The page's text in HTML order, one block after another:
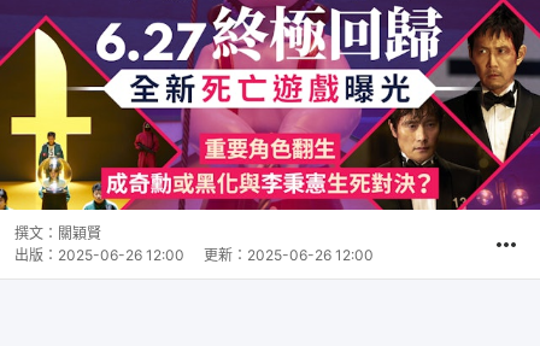
撰文： 關穎賢
出版： 2025-06-26 12:00 更新： 2025-06-26 12:00